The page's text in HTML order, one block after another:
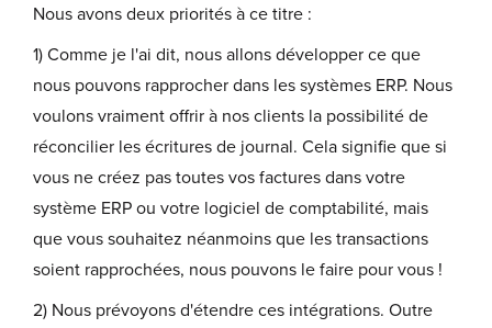
Nous avons deux priorités à ce titre :
1) Comme je l'ai dit, nous allons développer ce que
nous pouvons rapprocher dans les systèmes ERP. Nous
voulons vraiment offrir à nos clients la possibilité de
réconcilier les écritures de journal. Cela signifie que si
vous ne créez pas toutes vos factures dans votre
système ERP ou votre logiciel de comptabilité, mais
que vous souhaitez néanmoins que les transactions
soient rapprochées, nous pouvons le faire pour vous !
2) Nous prévoyons d'étendre ces intégrations. Outre